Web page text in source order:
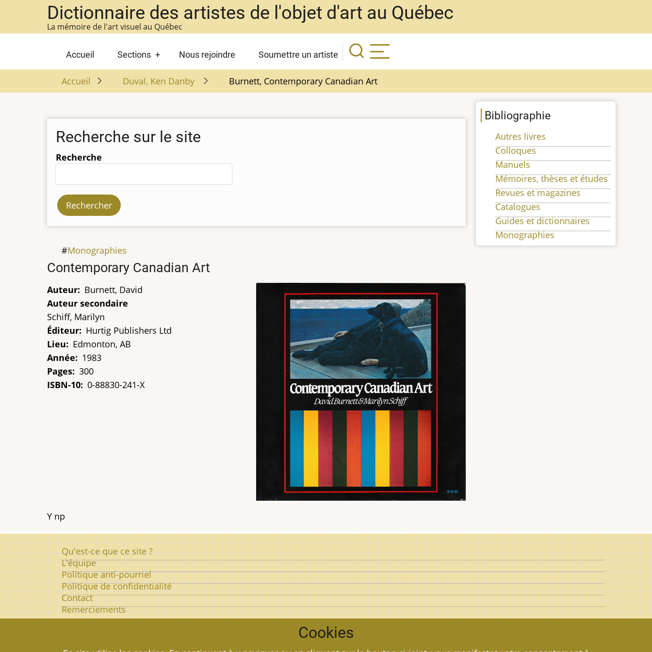
contenu
Dictionnaire des artistes de l'objet d'art au Québec
La mémoire de l'art visuel au Québec
Main
navigation
Accueil Sections Nous rejoindre Soumettre un artiste
Accueil Duval, Ken Danby Burnett, Contemporary Canadian Art
Recherche sur le site
Recherche
Monographies
Titre
Contemporary Canadian Art
Auteur
Burnett, David
Auteur secondaire
Schiff, Marilyn
Éditeur
Hurtig Publishers Ltd
Lieu
Edmonton, AB
Année
1983
Pages 300
ISBN-10 0-88830-241-X
Possession
Y np
Bibliographie
Autres livres
Colloques
Manuels
Mémoires, thèses et études
Revues et magazines
Catalogues
Guides et dictionnaires
Monographies
Pied
de
page
Qu'est-ce que ce site ?
L'équipe
Politique anti-pourriel
Politique de confidentialité
Contact
Remerciements
Dictionnaire des Artistes de l'objet d'art au Québec.
Cookies